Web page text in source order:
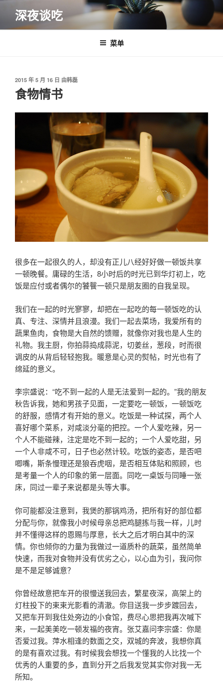
内
深夜谈吃
菜单
发
布
于
2015 年 5 月 16 日 由韩磊
食物情书
很多在一起很久的人，却没有正儿八经好好做一顿饭共享
一顿晚餐。庸碌的生活，8小时后的时光已到华灯初上，吃
饭是应付或者偶尔的饕餮一顿只是朋友圈的自我呈现。
我们在一起的时光寥寥，却把在一起吃的每一顿饭吃的认
真、专注、深情并且浪漫。我们一起去菜场，我爱所有的
蔬果鱼肉，食物是大自然的馈赠，就像你对我也是人生的
礼物。我主厨，你拍蒜捣成蒜泥，切姜丝，葱段，时而很
调皮的从背后轻轻抱我。暖意是心灵的熨帖，时光也有了
绵延的意义。
李宗盛说：“吃不到一起的人是无法爱到一起的。”我的朋友
秋告诉我，她和男孩子见面，一定要吃一顿饭，一顿饭吃
的舒服，感情才有开始的意义。吃饭是一种试探，两个人
喜好哪个菜系，对咸淡分毫的把控。一个人爱吃辣，另一
个人不能碰辣，注定是吃不到一起的；一个人爱吃甜，另
一个人非咸不可，日子也必然计较。吃饭的姿态，是否吧
唧嘴，斯条慢理还是狼吞虎咽，是否相互体贴和照顾，也
是考量一个人的印象的第一层面。同吃一桌饭与同睡一张
床，同过一辈子来说都是头等大事。
你可能都没注意到，我煲的那锅鸡汤，把所有好的部位都
分配与你，就像我小时候母亲总把鸡腿拣与我一样，儿时
并不懂得这样的恩赐与厚意，长大之后才明白其中的深
情。你也倾你的力量为我做过一道质朴的蔬菜，虽然简单
快速，而我对食物并没有优劣之心，以心血为引，我问你
是不是足够诚意？
你曾经故意把车开的很慢送我回去，繁星夜深，高架上的
灯柱投下的束束光影看的清澈。你目送我一步步踱回去，
又把车开到我住处旁边的小食馆，费尽心思把我再次喊下
来，一起美美吃一顿发福的夜宵。张艾嘉问李宗盛：你是
否爱过我。萍水相逢的数面之交，双城的奔波，我想你真
的是有喜欢过我。有时候我会想找一个懂我的人比找一个
优秀的人重要的多，直到分开之后我发觉其实你对我一无
所知。